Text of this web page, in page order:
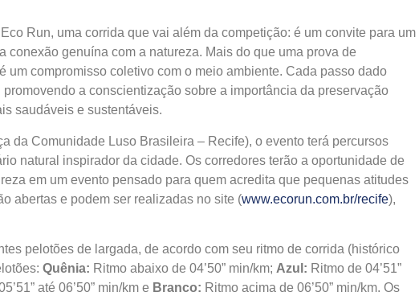
Run, uma corrida que vai além da competição: é um convite para um
conexão genuína com a natureza. Mais do que uma prova de
um compromisso coletivo com o meio ambiente. Cada passo dado
a conscientização sobre a importância da preservação
saudáveis e sustentáveis.
da Comunidade Luso Brasileira – Recife), o evento terá percursos
natural inspirador da cidade. Os corredores terão a oportunidade de
em um evento pensado para quem acredita que pequenas atitudes
abertas e podem ser realizadas no site (www.ecorun.com.br/recife),
pelotões de largada, de acordo com seu ritmo de corrida (histórico
Quênia: Ritmo abaixo de 04’50” min/km; Azul: Ritmo de 04’51”
até 06’50” min/km e Branco: Ritmo acima de 06’50” min/km. Os